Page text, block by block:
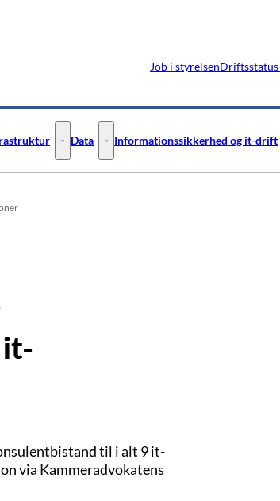
Job i styrelsen
links Administration og infrastruktur - Flere links
Data Data - Flere links
Informationssikkerhed og it-drift
til i alt 9 it-
via Kammeradvokatens